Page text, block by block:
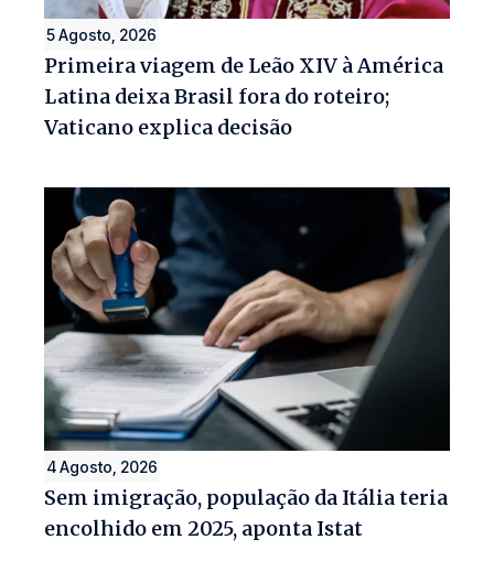
5 Agosto, 2026
Primeira viagem de Leão XIV à América
Latina deixa Brasil fora do roteiro;
Vaticano explica decisão
4 Agosto, 2026
Sem imigração, população da Itália teria
encolhido em 2025, aponta Istat